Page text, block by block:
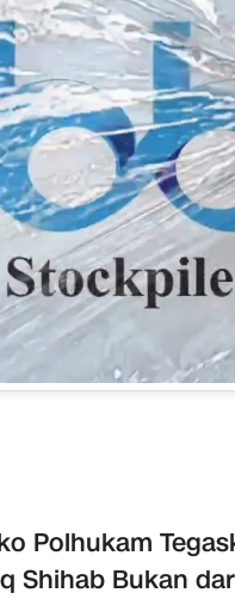
Polhukam
Shihab Bukan